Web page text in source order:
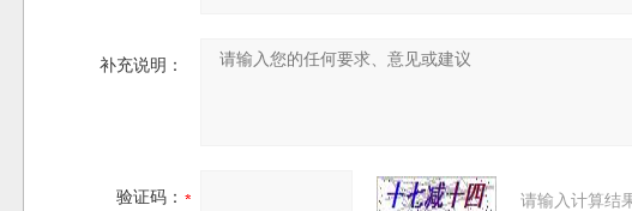
补充说明：
验证码： 请输入计算结